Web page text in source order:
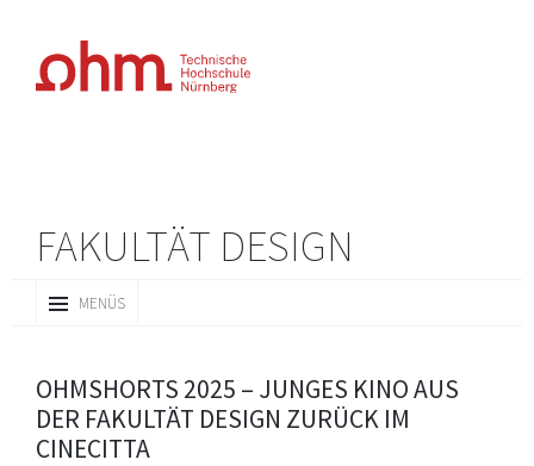
FAKULTÄT DESIGN
MENÜS
INHALT
OHMSHORTS 2025 – JUNGES KINO AUS
DER FAKULTÄT DESIGN ZURÜCK IM
CINECITTA